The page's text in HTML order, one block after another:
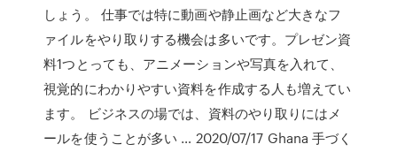
しょう。 仕事では特に動画や静止画など大きなフ
ァイルをやり取りする機会は多いです。プレゼン資
料1つとっても、アニメーションや写真を入れて、
視覚的にわかりやすい資料を作成する人も増えてい
ます。 ビジネスの場では、資料のやり取りにはメ
ールを使うことが多い … 2020/07/17 Ghana 手づく